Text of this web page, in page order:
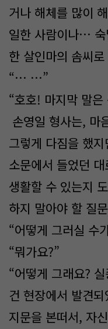
거나 해체를 많이
일한 사람이나… 숙
한 살인마의 솜씨
“… …”
“호호! 마지막 말은
손영일 형사는, 마
그렇게 다짐을 했
소문에서 들었던
생활할 수 있는지
하지 말아야 할 질
“어떻게 그러실 수
“뭐가요?”
“어떻게 그래요?
건 현장에서 발견
지문을 본떠서, 자